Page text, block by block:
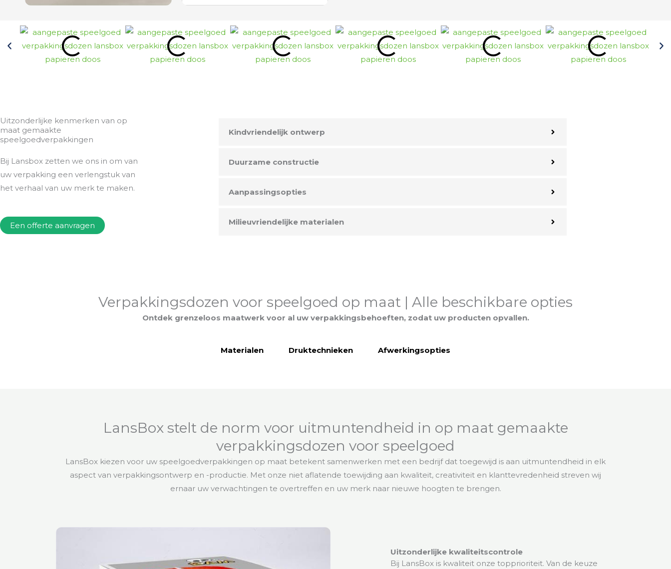
Uitzonderlijke kenmerken van op
maat gemaakte
speelgoedverpakkingen
Bij Lansbox zetten we ons in om van
uw verpakking een verlengstuk van
het verhaal van uw merk te maken.
Een offerte aanvragen
Kindvriendelijk ontwerp
Duurzame constructie
Aanpassingsopties
Milieuvriendelijke materialen
Verpakkingsdozen voor speelgoed op maat | Alle beschikbare opties
Ontdek grenzeloos maatwerk voor al uw verpakkingsbehoeften, zodat uw producten opvallen.
Materialen Druktechnieken Afwerkingsopties
LansBox stelt de norm voor uitmuntendheid in op maat gemaakte
verpakkingsdozen voor speelgoed
LansBox kiezen voor uw speelgoedverpakkingen op maat betekent samenwerken met een bedrijf dat toegewijd is aan uitmuntendheid in elk
aspect van verpakkingsontwerp en -productie. Met onze niet aflatende toewijding aan kwaliteit, creativiteit en klanttevredenheid streven wij
ernaar uw verwachtingen te overtreffen en uw merk naar nieuwe hoogten te brengen.
Uitzonderlijke kwaliteitscontrole
Bij LansBox is kwaliteit onze topprioriteit. Van de keuze